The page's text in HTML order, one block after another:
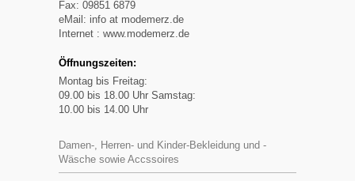
Fax: 09851 6879
eMail: info at modemerz.de
Internet : www.modemerz.de
Öffnungszeiten:
Montag bis Freitag:
09.00 bis 18.00 Uhr Samstag:
10.00 bis 14.00 Uhr
Damen-, Herren- und Kinder-Bekleidung und -
Wäsche sowie Accssoires